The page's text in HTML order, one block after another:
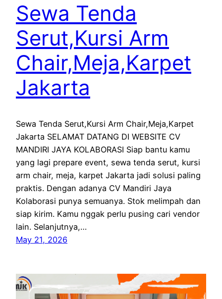
Sewa Tenda
Serut,Kursi Arm
Chair,Meja,Karpet
Jakarta
Sewa Tenda Serut,Kursi Arm Chair,Meja,Karpet
Jakarta SELAMAT DATANG DI WEBSITE CV
MANDIRI JAYA KOLABORASI Siap bantu kamu
yang lagi prepare event, sewa tenda serut, kursi
arm chair, meja, karpet Jakarta jadi solusi paling
praktis. Dengan adanya CV Mandiri Jaya
Kolaborasi punya semuanya. Stok melimpah dan
siap kirim. Kamu nggak perlu pusing cari vendor
lain. Selanjutnya,…
May 21, 2026